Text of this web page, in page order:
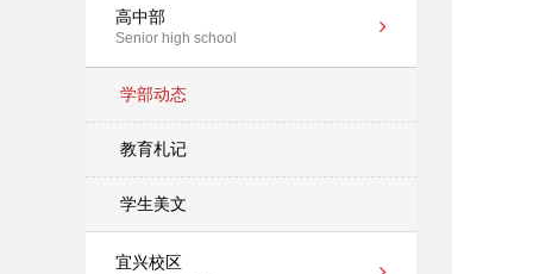
高中部
Senior high school
学部动态
教育札记
学生美文
宜兴校区